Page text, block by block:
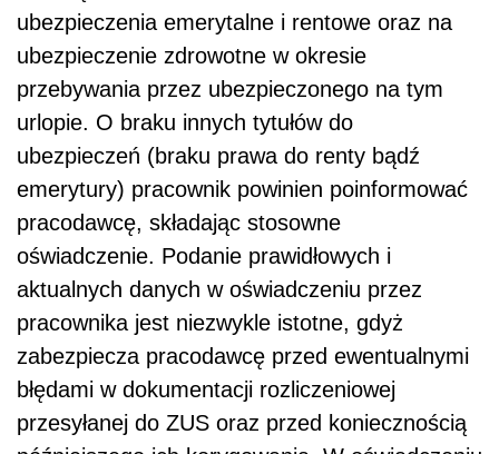
ubezpieczenia emerytalne i rentowe oraz na
ubezpieczenie zdrowotne w okresie
przebywania przez ubezpieczonego na tym
urlopie. O braku innych tytułów do
ubezpieczeń (braku prawa do renty bądź
emerytury) pracownik powinien poinformować
pracodawcę, składając stosowne
oświadczenie. Podanie prawidłowych i
aktualnych danych w oświadczeniu przez
pracownika jest niezwykle istotne, gdyż
zabezpiecza pracodawcę przed ewentualnymi
błędami w dokumentacji rozliczeniowej
przesyłanej do ZUS oraz przed koniecznością